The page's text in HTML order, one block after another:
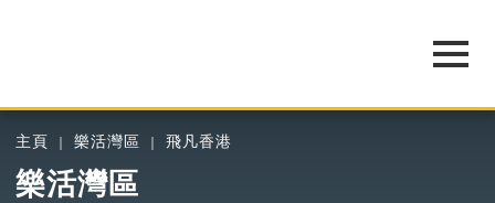
主頁 樂活灣區 飛凡香港
樂活灣區